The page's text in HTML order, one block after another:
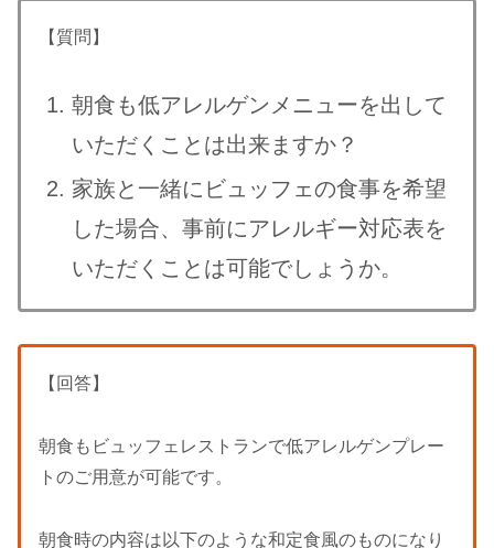
【質問】
朝食も低アレルゲンメニューを出して
いただくことは出来ますか？
家族と一緒にビュッフェの食事を希望
した場合、事前にアレルギー対応表を
いただくことは可能でしょうか。
【回答】
朝食もビュッフェレストランで低アレルゲンプレー
トのご用意が可能です。
朝食時の内容は以下のような和定食風のものになり